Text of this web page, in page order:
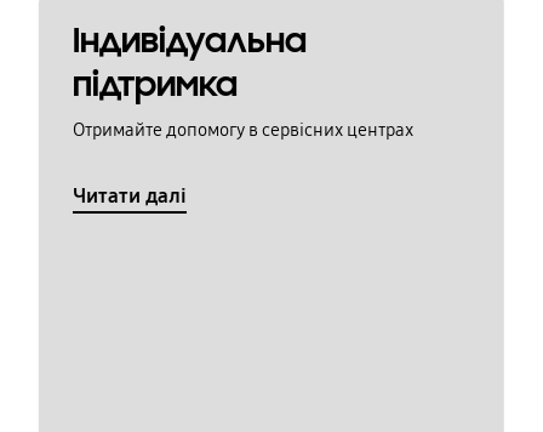
Індивідуальна
підтримка
Отримайте допомогу в сервісних центрах
Читати далі